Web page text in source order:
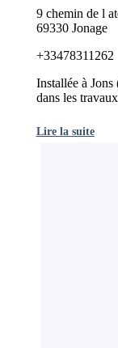
9 chemin de l
69330 Jonage
+33478311262
Installée à
dans les
Lire la suite